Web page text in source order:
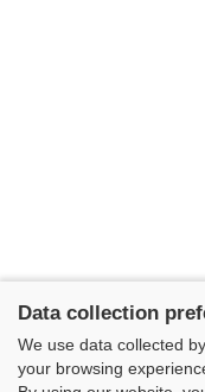
Data collection
We use data collected
your browsing